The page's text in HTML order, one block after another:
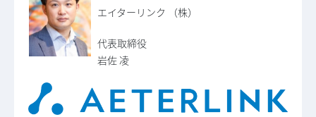
エイターリンク （株）
代表取締役
岩佐 凌